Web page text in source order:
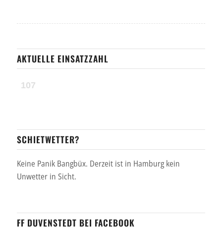
AKTUELLE EINSATZZAHL
SCHIETWETTER?
Keine Panik Bangbüx. Derzeit ist in Hamburg kein
Unwetter in Sicht.
FF DUVENSTEDT BEI FACEBOOK